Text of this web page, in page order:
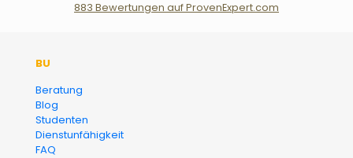
883 Bewertungen auf ProvenExpert.com
BU
Beratung
Blog
Studenten
Dienstunfähigkeit
FAQ